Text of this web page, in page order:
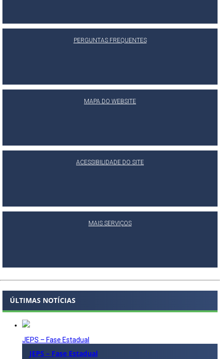
PERGUNTAS FREQUENTES
MAPA DO WEBSITE
ACESSIBILIDADE DO SITE
MAIS SERVIÇOS
ÚLTIMAS NOTÍCIAS
JEPS – Fase Estadual
JEPS – Fase Estadual